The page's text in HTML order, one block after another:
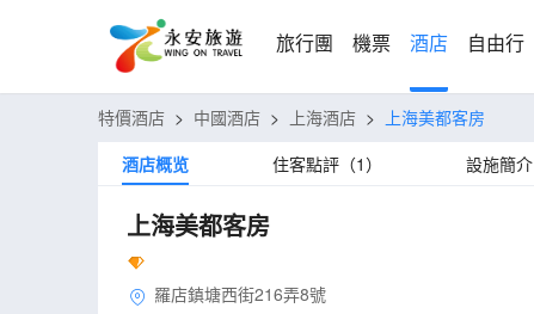
旅行團 機票 酒店 自由行
特價酒店 > 中國酒店 > 上海酒店 >
上海美都客房
酒店概览
住客點評（1） 設施簡介
上海美都客房
羅店鎮塘西街216弄8號